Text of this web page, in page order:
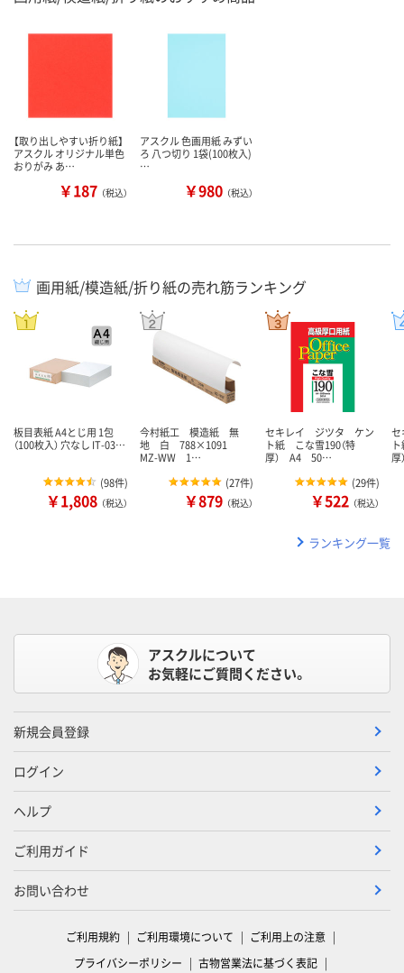
【取り出しやすい折り紙】
アスクル オリジナル単色
おりがみ あ…
￥187 （税込）
アスクル 色画用紙 みずい
ろ 八つ切り 1袋(100枚入)
…
￥980 （税込）
画用紙/模造紙/折り紙の売れ筋ランキング
板目表紙 A4とじ用 1包
（100枚入） 穴なし IT-03…
(98件)
￥1,808 （税込）
今村紙工 模造紙 無
地 白 788×1091
MZ-WW 1…
(27件)
￥879 （税込）
セキレイ ジツタ ケン
ト紙 こな雪190（特
厚） A4 50…
(29件)
￥522 （税込）
ランキング一覧
アスクルについて
お気軽にご質問ください。
新規会員登録
ログイン
ヘルプ
ご利用ガイド
お問い合わせ
ご利用規約 ご利用環境について
ご利用上の注意
プライバシーポリシー
古物営業法に基づく表記